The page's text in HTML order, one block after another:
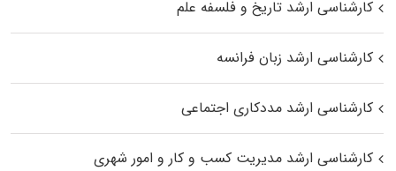
کارشناسی ارشد تاریخ و فلسفه علم
کارشناسی ارشد زبان فرانسه
کارشناسی ارشد مددکاری اجتماعی
کارشناسی ارشد مدیریت کسب و کار و امور شهری